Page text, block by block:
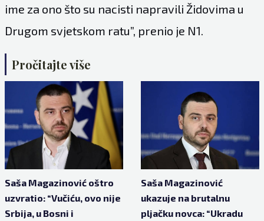
ime za ono što su nacisti napravili Židovima u
Drugom svjetskom ratu”, prenio je N1.
Pročitajte više
Saša Magazinović oštro
uzvratio: “Vučiću, ovo nije
Srbija, u Bosni i
Saša Magazinović
ukazuje na brutalnu
pljačku novca: “Ukradu